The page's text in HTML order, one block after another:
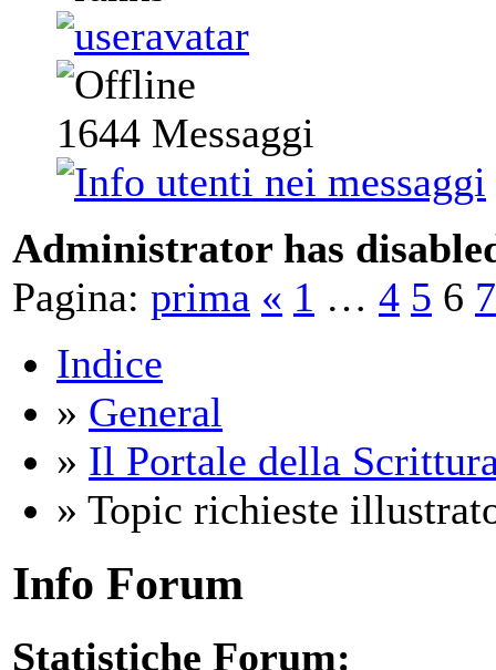
1644 Messaggi
Administrator has
Pagina: prima « 1 … 4 5 6 7
Indice
» General
» Il Portale della
» Topic richieste
Info Forum
Statistiche Forum: